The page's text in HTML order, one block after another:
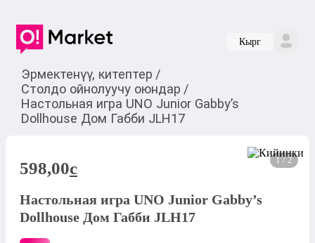
Кырг
Эрмектенүү, китептер /
Столдо ойнолуучу оюндар /
Настольная игра UNO Junior Gabby’s
Dollhouse Дом Габби JLH17
1 / 2
598,00c
Настольная игра UNO Junior Gabby’s
Dollhouse Дом Габби JLH17